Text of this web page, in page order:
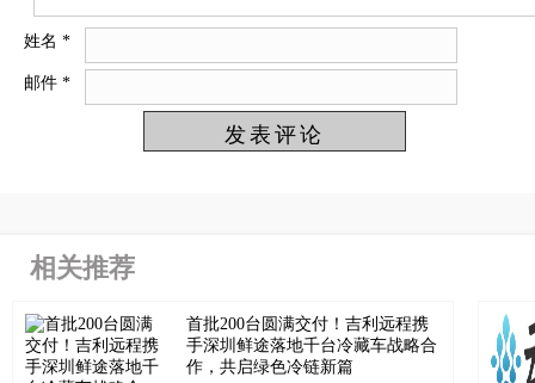
姓名 *
邮件 *
相关推荐
首批200台圆满交付！吉利远程携
手深圳鲜途落地千台冷藏车战略合
作，共启绿色冷链新篇